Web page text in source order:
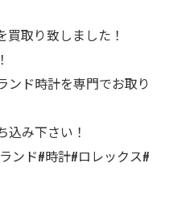
取り致しました！
ンド時計を専門でお取り
込み下さい！
ンド#時計#ロレックス#